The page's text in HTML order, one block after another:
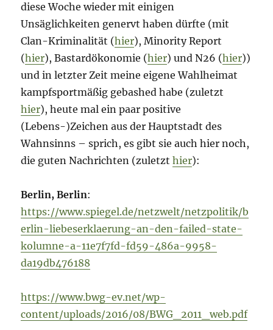
diese Woche wieder mit einigen
Unsäglichkeiten genervt haben dürfte (mit
Clan-Kriminalität (hier), Minority Report
(hier), Bastardökonomie (hier) und N26 (hier))
und in letzter Zeit meine eigene Wahlheimat
kampfsportmäßig gebashed habe (zuletzt
hier), heute mal ein paar positive
(Lebens-)Zeichen aus der Hauptstadt des
Wahnsinns – sprich, es gibt sie auch hier noch,
die guten Nachrichten (zuletzthier):
Berlin, Berlin:
https://www.spiegel.de/netzwelt/netzpolitik/b
erlin-liebeserklaerung-an-den-failed-state-
kolumne-a-11e7f7fd-fd59-486a-9958-
da19db476188
https://www.bwg-ev.net/wp-
content/uploads/2016/08/BWG_2011_web.pdf